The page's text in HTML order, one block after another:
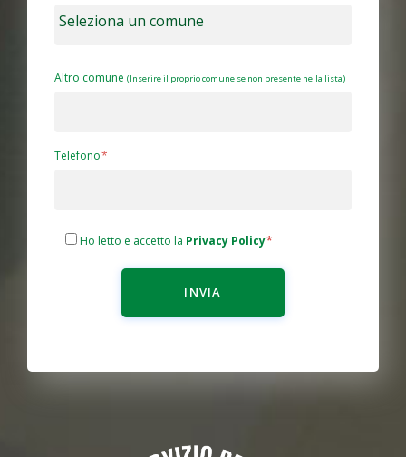
Altro comune (Inserire il proprio comune se non presente nella lista)
Telefono
Ho letto e accetto la Privacy Policy